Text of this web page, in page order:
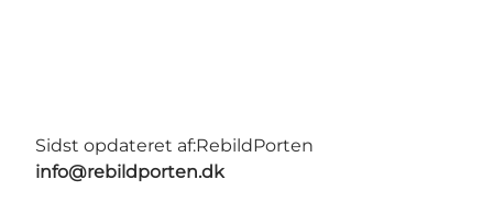
Sidst opdateret af:RebildPorten
info@rebildporten.dk